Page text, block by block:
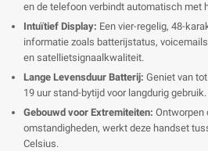
en de telefoon verbindt automatisch met
Intuïtief Display: Een vier-regelig, 48-
informatie zoals batterijstatus,
en satellietsignaalkwaliteit.
Lange Levensduur Batterij: Geniet van
19 uur stand-bytijd voor langdurig gebruik.
Gebouwd voor Extremiteiten: Ontworpen
omstandigheden, werkt deze handset
Celsius.